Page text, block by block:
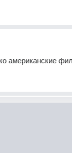
американские